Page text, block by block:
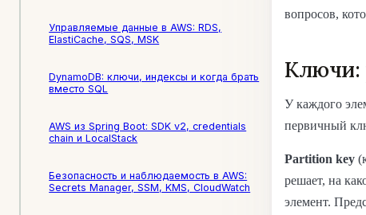
Управляемые данные в AWS: RDS,
ElastiCache, SQS, MSK
DynamoDB: ключи, индексы и когда брать
вместо SQL
AWS из Spring Boot: SDK v2, credentials
chain и LocalStack
Безопасность и наблюдаемость в AWS:
Secrets Manager, SSM, KMS, CloudWatch
вопросов,
Ключи:
У каждого
первичный
Partition key
решает, на
элемент.